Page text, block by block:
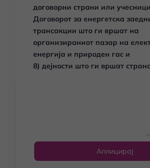
договорни страни или
Договорот за енергетска
трансакции што ги вршат на
организираниот пазар на
енергија и природен гас и
8) дејности што ги вршат
Аплицирај